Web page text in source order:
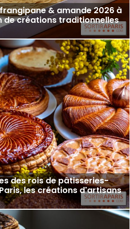
& amande 2026 à
de créations traditionnelles
des rois de pâtisseries-
les créations d'artisans